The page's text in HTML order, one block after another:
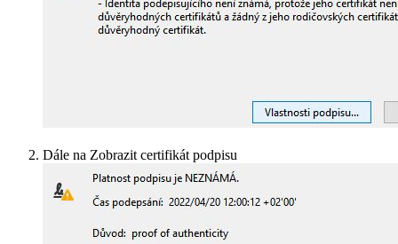
Dále na Zobrazit certifikát podpisu